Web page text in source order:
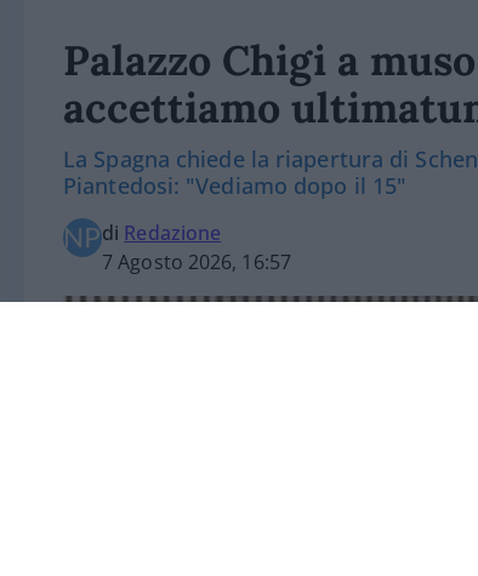
Palazzo Chigi a
accettiamo
La Spagna chiede la riapertura di
Piantedosi: "Vediamo dopo il 15"
di Redazione
7 Agosto 2026, 16:57